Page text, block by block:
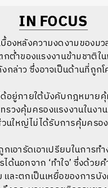
IN FOCUS
องหลังความงดงามของม
ต่ำของแรงงานข้ามชาติ
กล่าว ซึ่งอาจเป็นด้านที่ถูก
อยู่ภายใต้บังคับกฎหมาย
วงคุ้มครองแรงงานในง
นใหญ่ไม่ได้รับการคุ้มครอ
อารัดเอาเปรียบในการทำ
ได้นอกจาก ‘ทำใจ’ ซึ่งด้ว
ละตกเป็นเหยื่อของการบั